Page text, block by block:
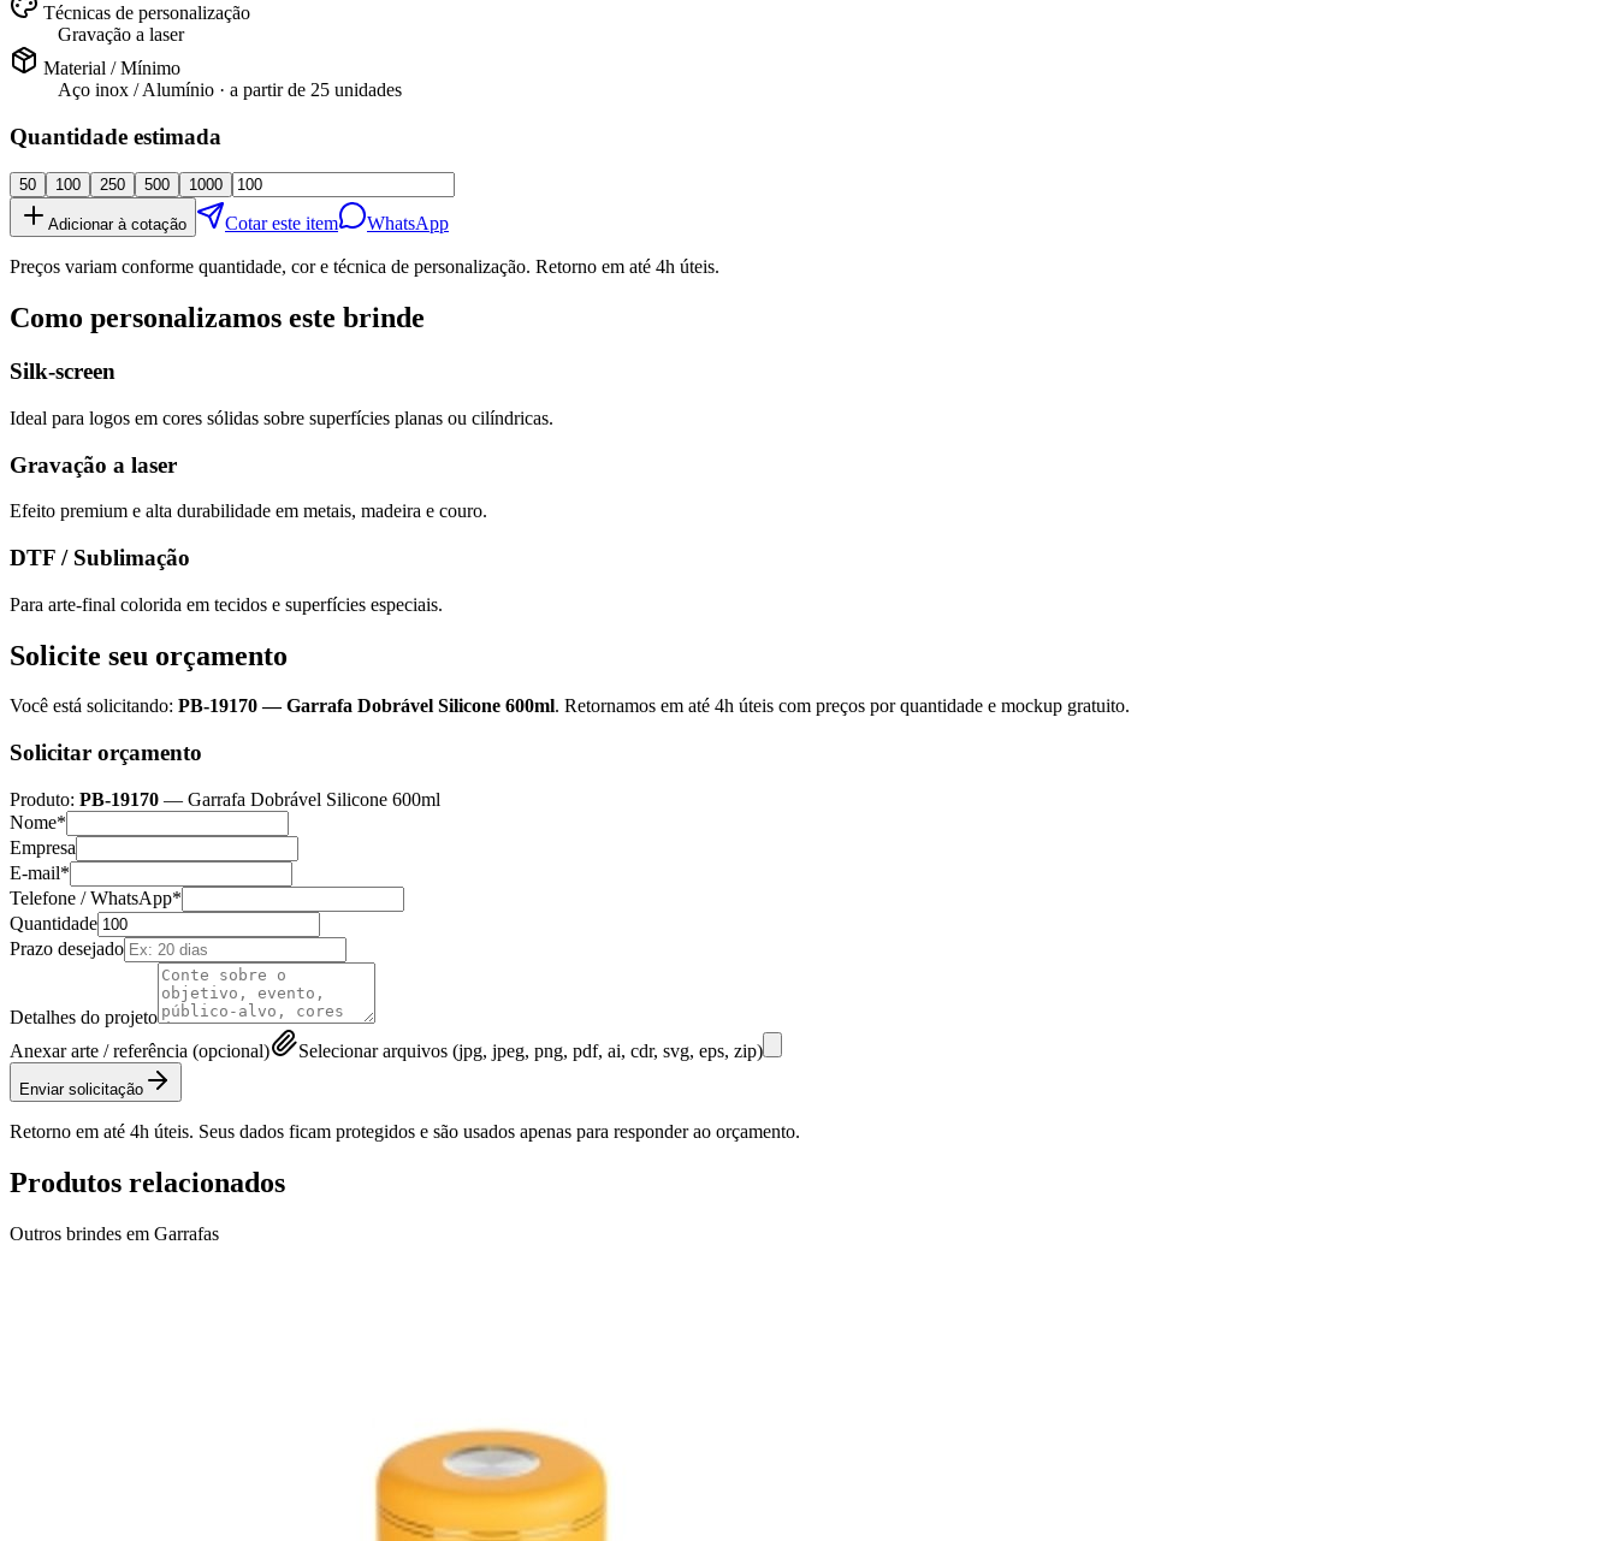
Técnicas de personalização
Gravação a laser
Material / Mínimo
Aço inox / Alumínio · a partir de 25 unidades
Quantidade estimada
50 100 250 500 1000
Adicionar à cotação Cotar este item WhatsApp
Preços variam conforme quantidade, cor e técnica de personalização. Retorno em até 4h úteis.
Como personalizamos este brinde
Silk-screen
Ideal para logos em cores sólidas sobre superfícies planas ou cilíndricas.
Gravação a laser
Efeito premium e alta durabilidade em metais, madeira e couro.
DTF / Sublimação
Para arte-final colorida em tecidos e superfícies especiais.
Solicite seu orçamento
Você está solicitando: PB-19170—Garrafa Dobrável Silicone 600ml. Retornamos em até 4h úteis com preços por quantidade e mockup gratuito.
Solicitar orçamento
Produto: PB-19170 — Garrafa Dobrável Silicone 600ml
Nome*
Empresa
E-mail*
Telefone / WhatsApp*
Quantidade
Prazo desejado
Detalhes do projeto
Anexar arte / referência (opcional)
Selecionar arquivos (jpg, jpeg, png, pdf, ai, cdr, svg, eps, zip)
Enviar solicitação
Retorno em até 4h úteis. Seus dados ficam protegidos e são usados apenas para responder ao orçamento.
Produtos relacionados
Outros brindes em Garrafas